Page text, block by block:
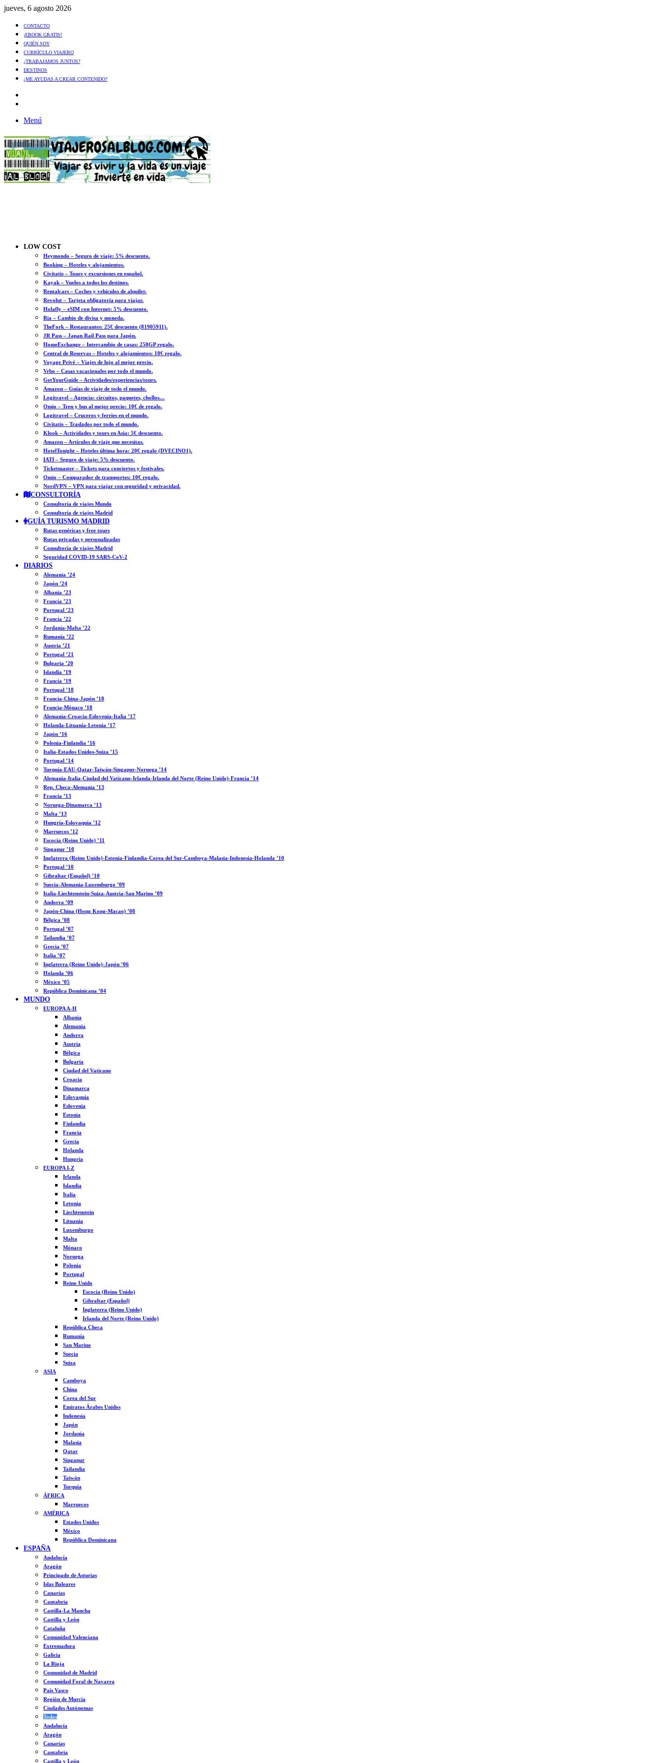
jueves, 6 agosto 2026
CONTACTO
¡EBOOK GRATIS!
QUIÉN SOY
CURRÍCULO VIAJERO
¿TRABAJAMOS JUNTOS?
DESTINOS
¿ME AYUDAS A CREAR CONTENIDO?
Menú
LOW COST
Heymondo – Seguro de viaje: 5% descuento.
Booking – Hoteles y alojamientos.
Civitatis – Tours y excursiones en español.
Kayak – Vuelos a todos los destinos.
Rentalcars – Coches y vehículos de alquiler.
Revolut – Tarjeta obligatoria para viajar.
Holafly – eSIM con Internet: 5% descuento.
Ria – Cambio de divisa y moneda.
TheFork – Restaurantes: 25€ descuento (81905911).
JR Pass – Japan Rail Pass para Japón.
HomeExchange – Intercambio de casas: 250GP regalo.
Central de Reservas – Hoteles y alojamientos: 10€ regalo.
Voyage Privé – Viajes de lujo al mejor precio.
Vrbo – Casas vacacionales por todo el mundo.
GetYourGuide – Actividades/experiencias/tours.
Amazon – Guías de viaje de todo el mundo.
Logitravel – Agencia: circuitos, paquetes, chollos…
Omio – Tren y bus al mejor precio: 10€ de regalo.
Logitravel – Cruceros y ferries en el mundo.
Civitatis – Traslados por todo el mundo.
Klook – Actividades y tours en Asia: 5€ descuento.
Amazon – Artículos de viaje que necesitas.
HotelTonight – Hoteles última hora: 20€ regalo (DVECINO1).
IATI – Seguro de viaje: 5% descuento.
Ticketmaster – Tickets para conciertos y festivales.
Omio – Comparador de transportes: 10€ regalo.
NordVPN – VPN para viajar con seguridad y privacidad.
CONSULTORÍA
Consultoría de viajes Mundo
Consultoría de viajes Madrid
GUÍA TURISMO MADRID
Rutas genéricas y free tours
Rutas privadas y personalizadas
Consultoría de viajes Madrid
Seguridad COVID-19 SARS-CoV-2
DIARIOS
Alemania ’24
Japón ’24
Albania ’23
Francia ’23
Portugal ’23
Francia ’22
Jordania-Malta ’22
Rumanía ’22
Austria ’21
Portugal ’21
Bulgaria ’20
Islandia ’19
Francia ’19
Portugal ’18
Francia-China-Japón ’18
Francia-Mónaco ’18
Alemania-Croacia-Eslovenia-Italia ’17
Holanda-Lituania-Letonia ’17
Japón ’16
Polonia-Finlandia ’16
Italia-Estados Unidos-Suiza ’15
Portugal ’14
Turquía-EAU-Qatar-Taiwán-Singapur-Noruega ’14
Alemania-Italia-Ciudad del Vaticano-Irlanda-Irlanda del Norte (Reino Unido)-Francia ’14
Rep. Checa-Alemania ’13
Francia ’13
Noruega-Dinamarca ’13
Malta ’13
Hungría-Eslovaquia ’12
Marruecos ’12
Escocia (Reino Unido) ’11
Singapur ’10
Inglaterra (Reino Unido)-Estonia-Finlandia-Corea del Sur-Camboya-Malasia-Indonesia-Holanda ’10
Portugal ’10
Gibraltar (Español) ’10
Suecia-Alemania-Luxemburgo ’09
Italia-Liechtenstein-Suiza-Austria-San Marino ’09
Andorra ’09
Japón-China (Hong Kong-Macao) ’08
Bélgica ’08
Portugal ’07
Tailandia ’07
Grecia ’07
Italia ’07
Inglaterra (Reino Unido)-Japón ’06
Holanda ’06
México ’05
República Dominicana ’04
MUNDO
EUROPA A-H
Albania
Alemania
Andorra
Austria
Bélgica
Bulgaria
Ciudad del Vaticano
Croacia
Dinamarca
Eslovaquia
Eslovenia
Estonia
Finlandia
Francia
Grecia
Holanda
Hungría
EUROPA I-Z
Irlanda
Islandia
Italia
Letonia
Liechtenstein
Lituania
Luxemburgo
Malta
Mónaco
Noruega
Polonia
Portugal
Reino Unido
Escocia (Reino Unido)
Gibraltar (Español)
Inglaterra (Reino Unido)
Irlanda del Norte (Reino Unido)
República Checa
Rumanía
San Marino
Suecia
Suiza
ASIA
Camboya
China
Corea del Sur
Emiratos Árabes Unidos
Indonesia
Japón
Jordania
Malasia
Qatar
Singapur
Tailandia
Taiwán
Turquía
ÁFRICA
Marruecos
AMÉRICA
Estados Unidos
México
República Dominicana
ESPAÑA
Andalucía
Aragón
Principado de Asturias
Islas Baleares
Canarias
Cantabria
Castilla-La Mancha
Castilla y León
Cataluña
Comunidad Valenciana
Extremadura
Galicia
La Rioja
Comunidad de Madrid
Comunidad Foral de Navarra
País Vasco
Región de Murcia
Ciudades Autónomas
Todos
Andalucía
Aragón
Canarias
Cantabria
Castilla y León